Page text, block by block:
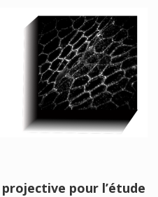
pour l’étude